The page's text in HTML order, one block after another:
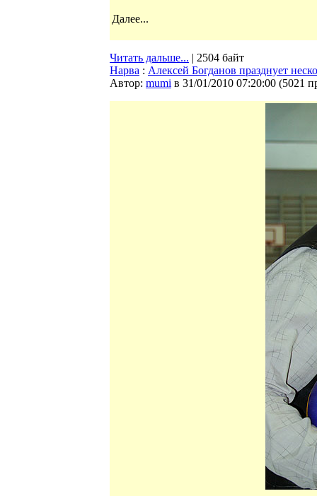
Далее...
Читать дальше... | 2504 байт
Нарва : Алексей Богданов празднует
Автор: mumi в 31/01/2010 07:20:00 (5021